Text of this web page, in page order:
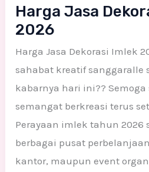
Harga Jasa
2026
Harga Jasa Dekorasi Imlek
sahabat kreatif sanggaralle
kabarnya hari ini??
semangat berkreasi terus
Perayaan imlek tahun 2026
berbagai pusat
kantor, maupun event